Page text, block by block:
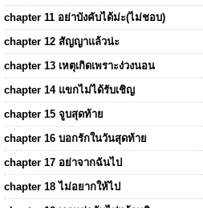
chapter 11 อย่าบังคับได้ม่ะ(ไม่ชอบ)
chapter 12 สัญญาแล้วน่ะ
chapter 13 เหตุเกิดเพราะง่วงนอน
chapter 14 แขกไม่ได้รับเชิญ
chapter 15 จูบสุดท้าย
chapter 16 บอกรักในวันสุดท้าย
chapter 17 อย่าจากฉันไป
chapter 18 ไม่อยากให้ไป